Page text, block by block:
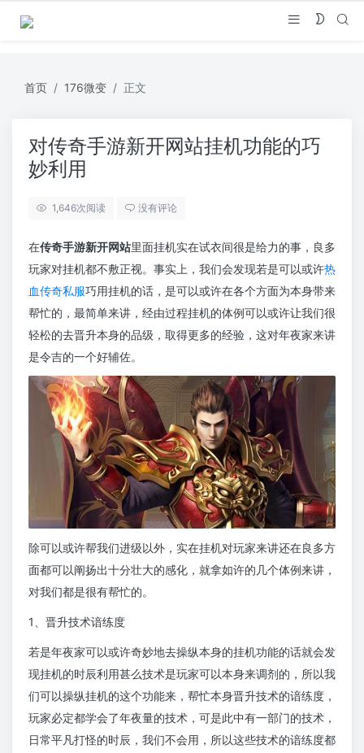
首页 176微变 正文
对传奇手游新开网站挂机功能的巧
妙利用
1,646次阅读 没有评论
在传奇手游新开网站里面挂机实在试衣间很是给力的事，良多
玩家对挂机都不敷正视。事实上，我们会发现若是可以或许热
血传奇私服巧用挂机的话，是可以或许在各个方面为本身带来
帮忙的，最简单来讲，经由过程挂机的体例可以或许让我们很
轻松的去晋升本身的品级，取得更多的经验，这对年夜家来讲
是令吉的一个好辅佐。
除可以或许帮我们进级以外，实在挂机对玩家来讲还在良多方
面都可以阐扬出十分壮大的感化，就拿如许的几个体例来讲，
对我们都是很有帮忙的。
1、晋升技术谙练度
若是年夜家可以或许奇妙地去操纵本身的挂机功能的话就会发
现挂机的时辰利用甚么技术是玩家可以本身来调剂的，所以我
们可以操纵挂机的这个功能来，帮忙本身晋升技术的谙练度，
玩家必定都学会了年夜量的技术，可是此中有一部门的技术，
日常平凡打怪的时辰，我们不会用，所以这些技术的谙练度都